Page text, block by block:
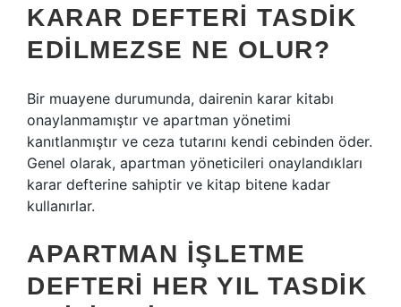
KARAR DEFTERI TASDIK
EDILMEZSE NE OLUR?
Bir muayene durumunda, dairenin karar kitabı
onaylanmamıştır ve apartman yönetimi
kanıtlanmıştır ve ceza tutarını kendi cebinden öder.
Genel olarak, apartman yöneticileri onaylandıkları
karar defterine sahiptir ve kitap bitene kadar
kullanırlar.
APARTMAN IŞLETME
DEFTERI HER YIL TASDIK